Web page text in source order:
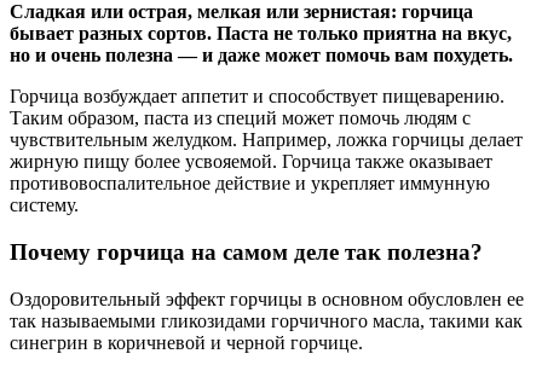
Сладкая или острая, мелкая или зернистая: горчица
бывает разных сортов. Паста не только приятна на вкус,
но и очень полезна — и даже может помочь вам похудеть.
Горчица возбуждает аппетит и способствует пищеварению.
Таким образом, паста из специй может помочь людям с
чувствительным желудком. Например, ложка горчицы делает
жирную пищу более усвояемой. Горчица также оказывает
противовоспалительное действие и укрепляет иммунную
систему.
Почему горчица на самом деле так полезна?
Оздоровительный эффект горчицы в основном обусловлен ее
так называемыми гликозидами горчичного масла, такими как
синегрин в коричневой и черной горчице.